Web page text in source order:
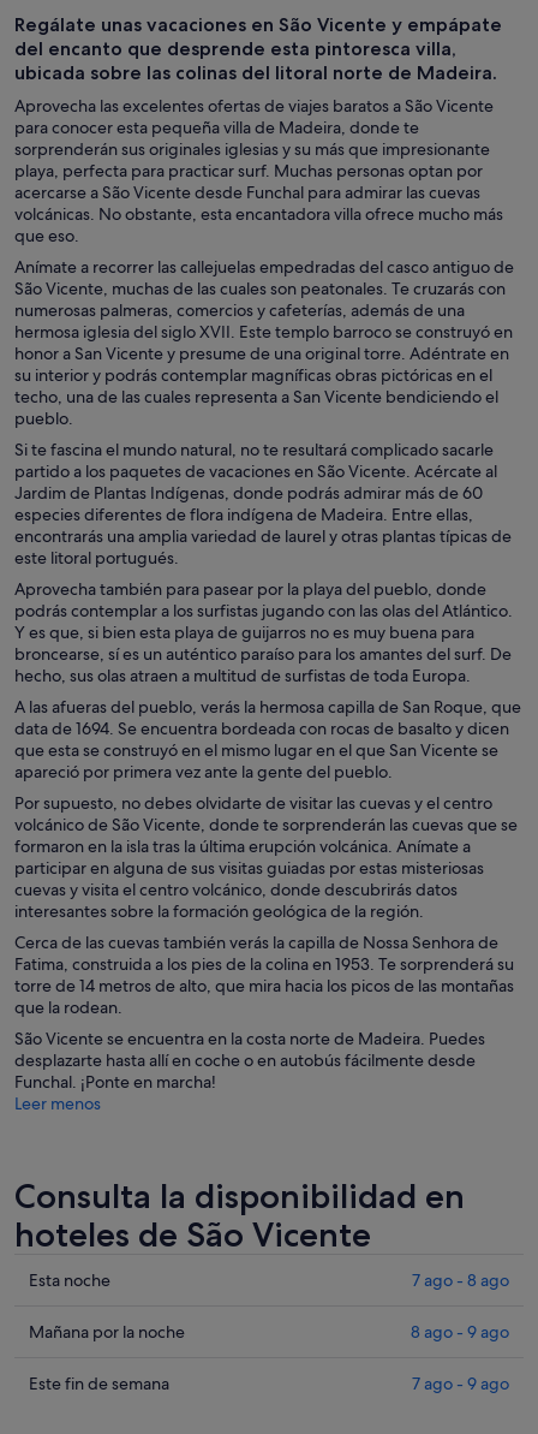
Regálate unas vacaciones en São Vicente y empápate
del encanto que desprende esta pintoresca villa,
ubicada sobre las colinas del litoral norte de Madeira.
Aprovecha las excelentes ofertas de viajes baratos a São Vicente
para conocer esta pequeña villa de Madeira, donde te
sorprenderán sus originales iglesias y su más que impresionante
playa, perfecta para practicar surf. Muchas personas optan por
acercarse a São Vicente desde Funchal para admirar las cuevas
volcánicas. No obstante, esta encantadora villa ofrece mucho más
que eso.
Anímate a recorrer las callejuelas empedradas del casco antiguo de
São Vicente, muchas de las cuales son peatonales. Te cruzarás con
numerosas palmeras, comercios y cafeterías, además de una
hermosa iglesia del siglo XVII. Este templo barroco se construyó en
honor a San Vicente y presume de una original torre. Adéntrate en
su interior y podrás contemplar magníficas obras pictóricas en el
techo, una de las cuales representa a San Vicente bendiciendo el
pueblo.
Si te fascina el mundo natural, no te resultará complicado sacarle
partido a los paquetes de vacaciones en São Vicente. Acércate al
Jardim de Plantas Indígenas, donde podrás admirar más de 60
especies diferentes de flora indígena de Madeira. Entre ellas,
encontrarás una amplia variedad de laurel y otras plantas típicas de
este litoral portugués.
Aprovecha también para pasear por la playa del pueblo, donde
podrás contemplar a los surfistas jugando con las olas del Atlántico.
Y es que, si bien esta playa de guijarros no es muy buena para
broncearse, sí es un auténtico paraíso para los amantes del surf. De
hecho, sus olas atraen a multitud de surfistas de toda Europa.
A las afueras del pueblo, verás la hermosa capilla de San Roque, que
data de 1694. Se encuentra bordeada con rocas de basalto y dicen
que esta se construyó en el mismo lugar en el que San Vicente se
apareció por primera vez ante la gente del pueblo.
Por supuesto, no debes olvidarte de visitar las cuevas y el centro
volcánico de São Vicente, donde te sorprenderán las cuevas que se
formaron en la isla tras la última erupción volcánica. Anímate a
participar en alguna de sus visitas guiadas por estas misteriosas
cuevas y visita el centro volcánico, donde descubrirás datos
interesantes sobre la formación geológica de la región.
Cerca de las cuevas también verás la capilla de Nossa Senhora de
Fatima, construida a los pies de la colina en 1953. Te sorprenderá su
torre de 14 metros de alto, que mira hacia los picos de las montañas
que la rodean.
São Vicente se encuentra en la costa norte de Madeira. Puedes
desplazarte hasta allí en coche o en autobús fácilmente desde
Funchal. ¡Ponte en marcha!
Leer menos
Consulta la disponibilidad en
hoteles de São Vicente
Comprueba
precios
São
Esta noche 7 ago - 8 ago
Comprueba
precios
Mañana por la noche 8 ago - 9 ago
Comprueba
Este fin de semana 7 ago - 9 ago